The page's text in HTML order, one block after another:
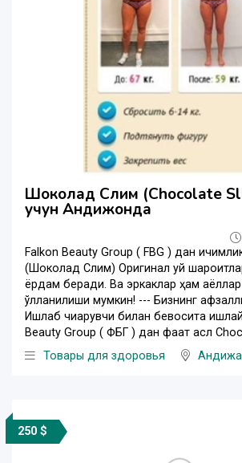
Шоколад Слим (Chocolate
учун Андижонда
Falkon Beauty Group ( FBG ) дан
(Шоколад Слим) Оригинал уй
ёрдам беради. Ва эркаклар ҳам
қўлланилиши мумкин! --- Бизнинг
Ишлаб чиқарувчи билан бевосита
Beauty Group ( ФБГ ) дан фақат асл
Товары для здоровья
250 $